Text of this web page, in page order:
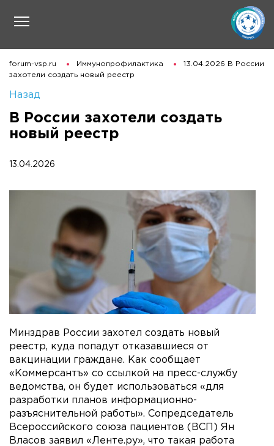
forum-vsp.ru Иммунопрофилактика
13.04.2026 В России
захотели создать новый реестр
Назад
В России захотели создать
новый реестр
13.04.2026
Минздрав России захотел создать новый
реестр, куда попадут отказавшиеся от
вакцинации граждане. Как сообщает
«Коммерсантъ» со ссылкой на пресс-службу
ведомства, он будет использоваться «для
разработки планов информационно-
разъяснительной работы». Сопредседатель
Всероссийского союза пациентов (ВСП) Ян
Власов заявил «Ленте.ру», что такая работа